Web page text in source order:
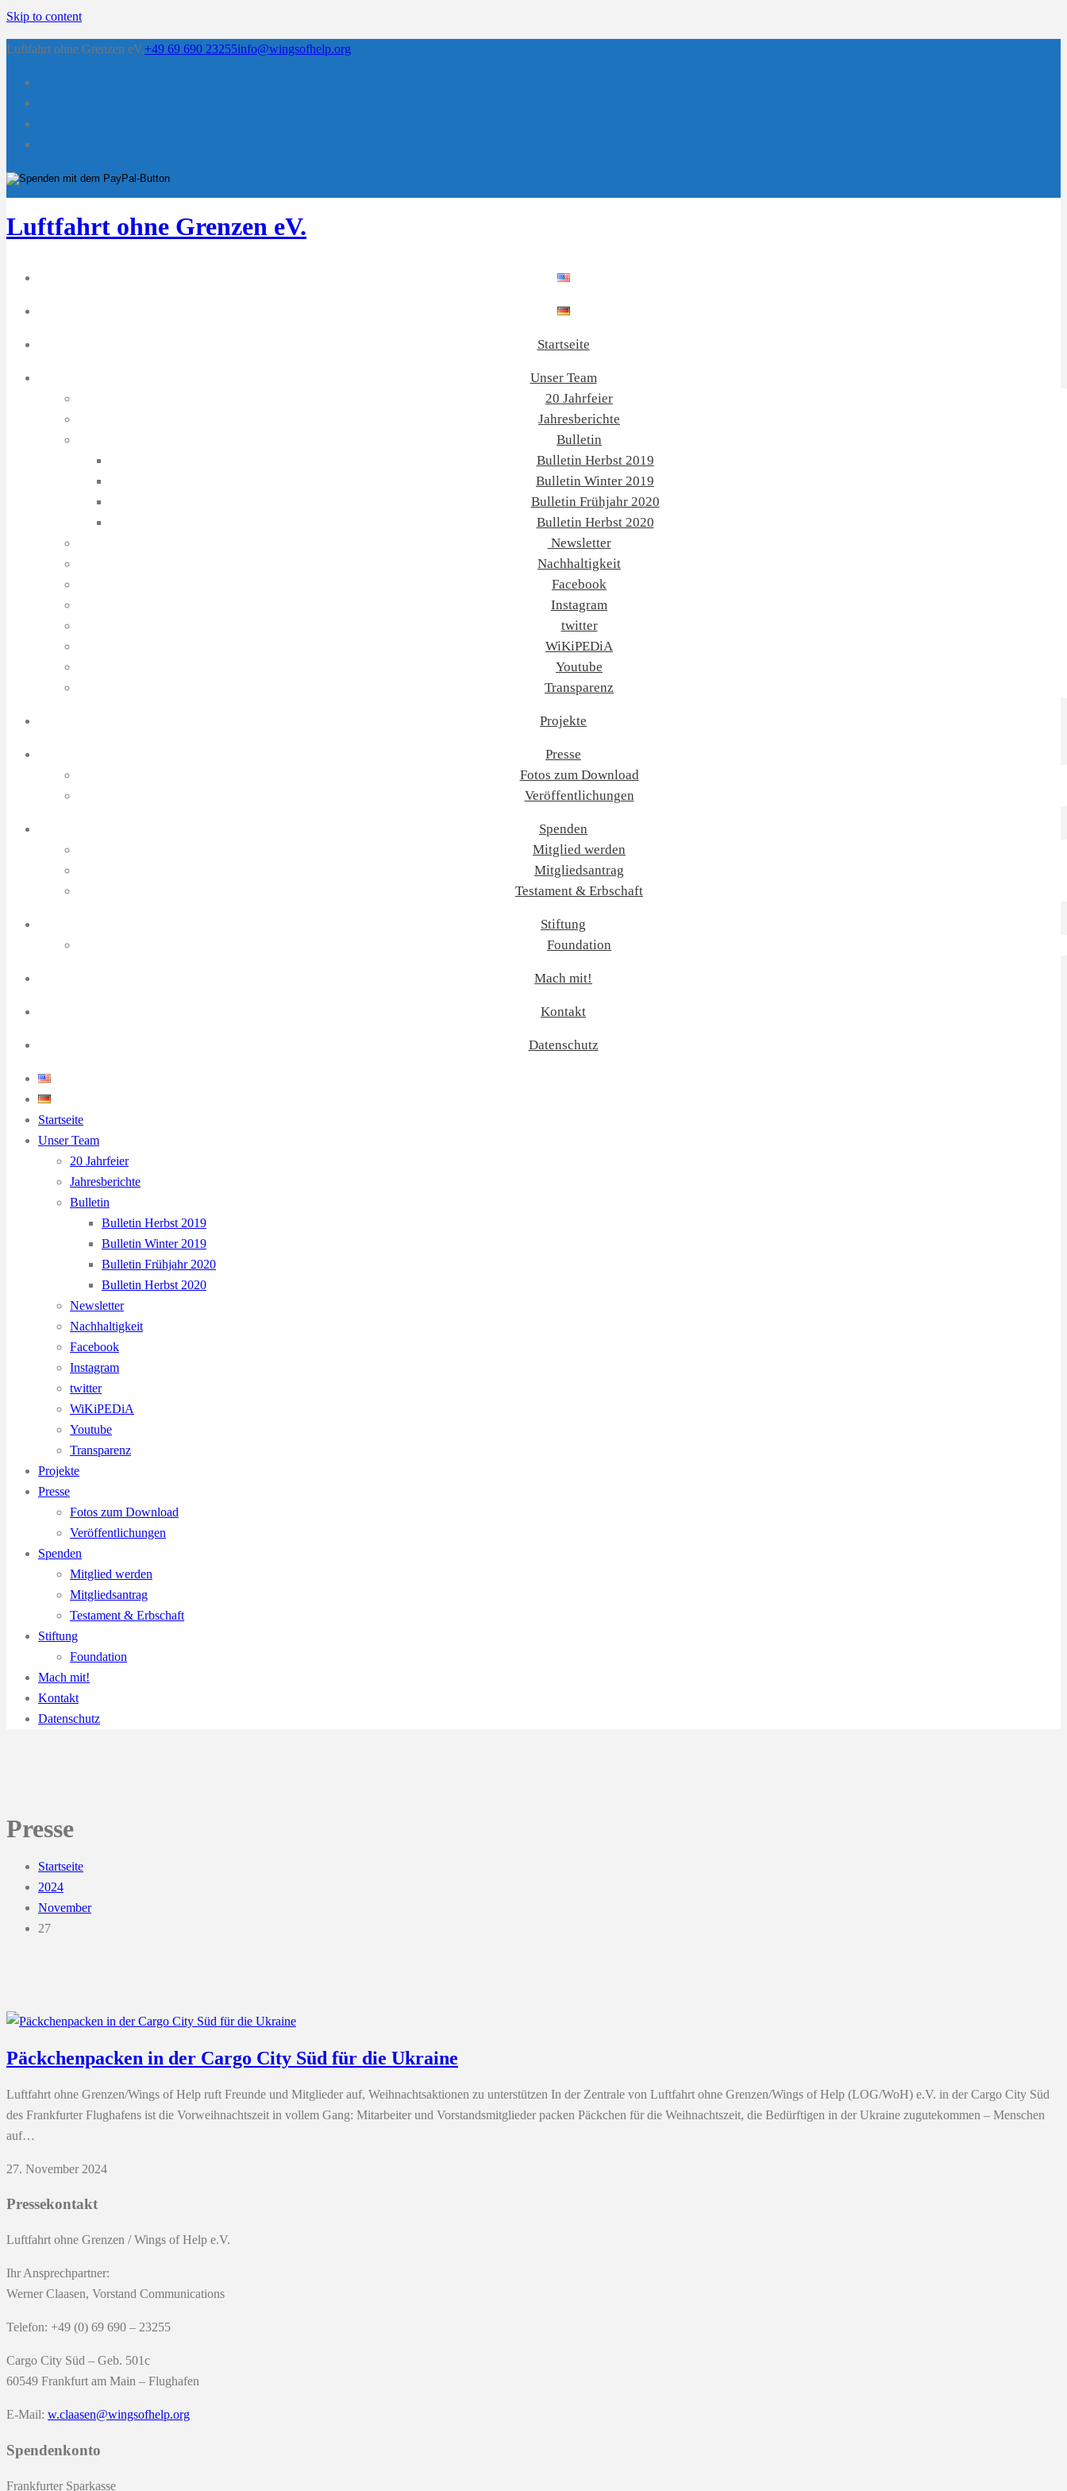
Skip to content
Luftfahrt ohne Grenzen eV.+49 69 690 23255info@wingsofhelp.org
Luftfahrt ohne Grenzen eV.
Startseite
Unser Team
20 Jahrfeier
Jahresberichte
Bulletin
Bulletin Herbst 2019
Bulletin Winter 2019
Bulletin Frühjahr 2020
Bulletin Herbst 2020
Newsletter
Nachhaltigkeit
Facebook
Instagram
twitter
WiKiPEDiA
Youtube
Transparenz
Projekte
Presse
Fotos zum Download
Veröffentlichungen
Spenden
Mitglied werden
Mitgliedsantrag
Testament & Erbschaft
Stiftung
Foundation
Mach mit!
Kontakt
Datenschutz
Startseite
Unser Team
20 Jahrfeier
Jahresberichte
Bulletin
Bulletin Herbst 2019
Bulletin Winter 2019
Bulletin Frühjahr 2020
Bulletin Herbst 2020
Newsletter
Nachhaltigkeit
Facebook
Instagram
twitter
WiKiPEDiA
Youtube
Transparenz
Projekte
Presse
Fotos zum Download
Veröffentlichungen
Spenden
Mitglied werden
Mitgliedsantrag
Testament & Erbschaft
Stiftung
Foundation
Mach mit!
Kontakt
Datenschutz
Presse
Startseite
2024
November
27
Päckchenpacken in der Cargo City Süd für die Ukraine
Luftfahrt ohne Grenzen/Wings of Help ruft Freunde und Mitglieder auf, Weihnachtsaktionen zu unterstützen In der Zentrale von Luftfahrt ohne Grenzen/Wings of Help (LOG/WoH) e.V. in der Cargo City Süd
des Frankfurter Flughafens ist die Vorweihnachtszeit in vollem Gang: Mitarbeiter und Vorstandsmitglieder packen Päckchen für die Weihnachtszeit, die Bedürftigen in der Ukraine zugutekommen – Menschen
auf…
27. November 2024
Pressekontakt
Luftfahrt ohne Grenzen / Wings of Help e.V.
Ihr Ansprechpartner:
Werner Claasen, Vorstand Communications
Telefon: +49 (0) 69 690 – 23255
Cargo City Süd – Geb. 501c
60549 Frankfurt am Main – Flughafen
E-Mail: w.claasen@wingsofhelp.org
Spendenkonto
Frankfurter Sparkasse